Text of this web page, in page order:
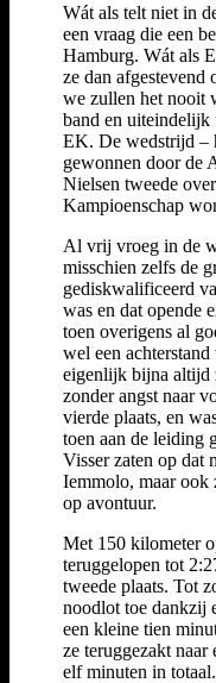
Wát als telt niet in
een vraag die een
Hamburg. Wát als
ze dan
we zullen het nooit
band en uiteindelijk
EK. De wedstrijd –
gewonnen door de
Nielsen tweede
Kampioenschap
Al vrij vroeg in de
misschien zelfs de
gediskwalificeerd
was en dat opende
toen overigens al
wel een
eigenlijk bijna altijd
zonder angst naar
vierde plaats, en
toen aan de leiding
Visser zaten op dat
Iemmolo, maar ook
op avontuur.
Met 150 kilometer
teruggelopen tot
tweede plaats. Tot
noodlot toe dankzij
een kleine tien
ze teruggezakt naar
elf minuten in totaal.